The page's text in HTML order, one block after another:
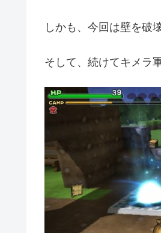
しかも、今回は壁を破
そして、続けてキメラ